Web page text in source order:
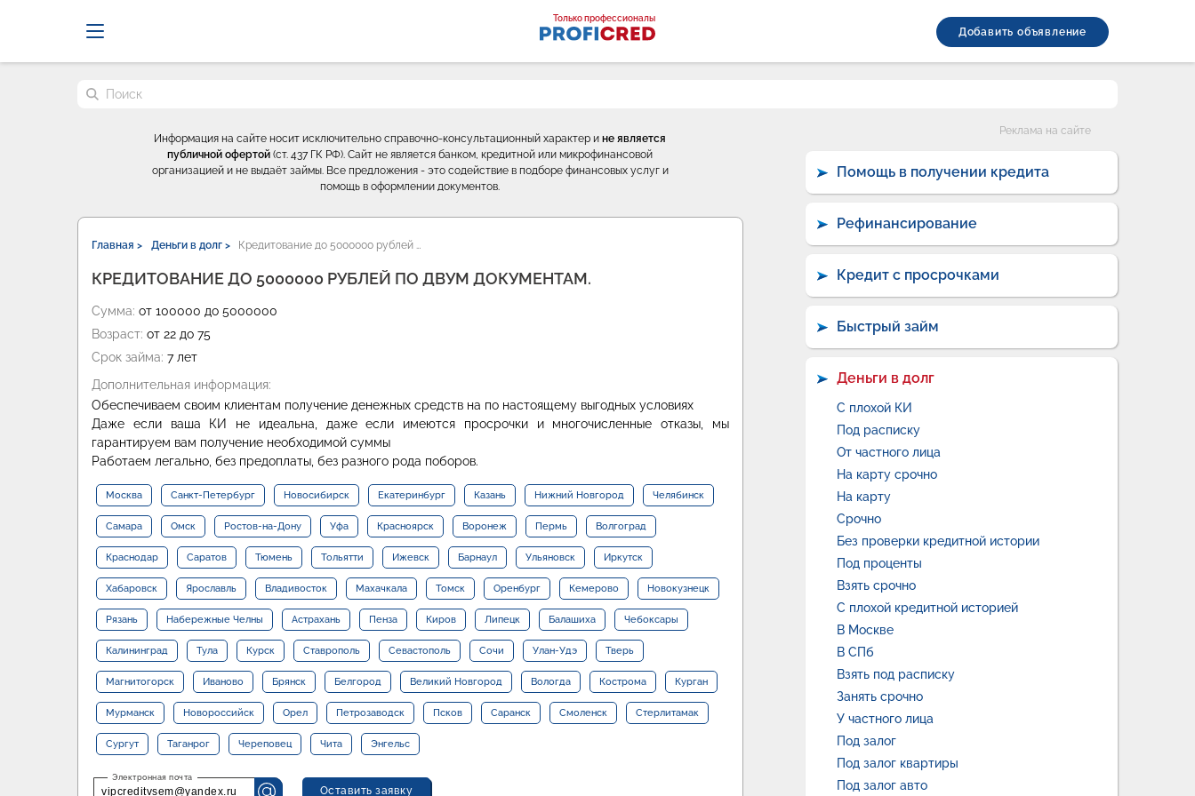
Только профессионалы
Добавить объявление
Поиск по сайту
Информация на сайте носит исключительно справочно-консультационный характер ине является
публичной офертой (ст. 437 ГК РФ). Сайт не является банком, кредитной или микрофинансовой
организацией и не выдаёт займы. Все предложения - это содействие в подборе финансовых услуг и
помощь в оформлении документов.
Главная > Деньги в долг > Кредитование до 5000000 рублей …
КРЕДИТОВАНИЕ ДО 5000000 РУБЛЕЙ ПО ДВУМ ДОКУМЕНТАМ.
Сумма: от 100000 до 5000000
Возраст: от 22 до 75
Срок займа: 7 лет
Дополнительная информация:
Обеспечиваем своим клиентам получение денежных средств на по настоящему выгодных условиях
Даже если ваша КИ не идеальна, даже если имеются просрочки и многочисленные отказы, мы
гарантируем вам получение необходимой суммы
Работаем легально, без предоплаты, без разного рода поборов.
Москва Санкт-Петербург Новосибирск Екатеринбург Казань Нижний Новгород Челябинск
Самара Омск Ростов-на-Дону Уфа Красноярск Воронеж Пермь Волгоград
Краснодар Саратов Тюмень Тольятти Ижевск Барнаул Ульяновск Иркутск
Хабаровск Ярославль Владивосток Махачкала Томск Оренбург Кемерово Новокузнецк
Рязань Набережные Челны Астрахань Пенза Киров Липецк Балашиха Чебоксары
Калининград Тула Курск Ставрополь Севастополь Сочи Улан-Удэ Тверь
Магнитогорск Иваново Брянск Белгород Великий Новгород Вологда Кострома Курган
Мурманск Новороссийск Орел Петрозаводск Псков Саранск Смоленск Стерлитамак
Сургут Таганрог Череповец Чита Энгельс
vipcreditvsem@yandex.ru Оставить заявку
Реклама на сайте
Помощь в получении кредита
Рефинансирование
Кредит с просрочками
Быстрый займ
Деньги в долг
С плохой КИ
Под расписку
От частного лица
На карту срочно
На карту
Срочно
Без проверки кредитной истории
Под проценты
Взять срочно
С плохой кредитной историей
В Москве
В СПб
Взять под расписку
Занять срочно
У частного лица
Под залог
Под залог квартиры
Под залог авто